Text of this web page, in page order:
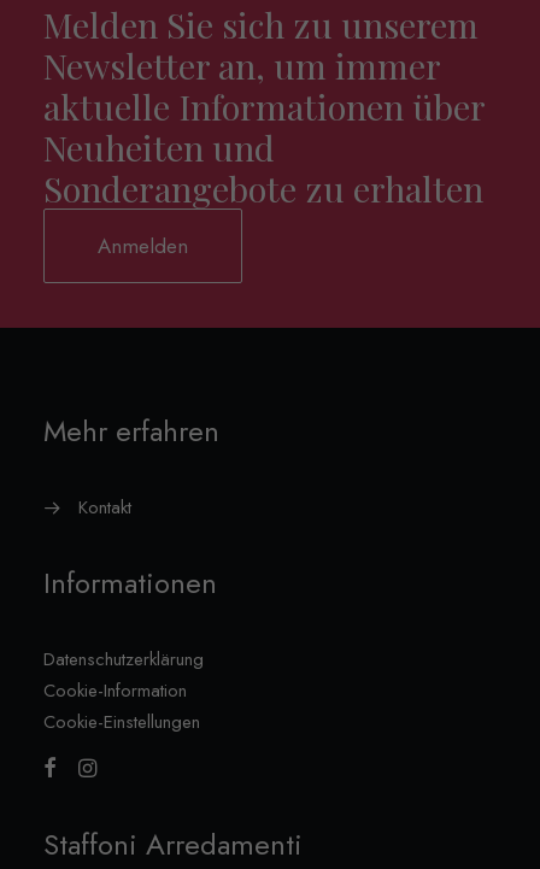
Melden Sie sich zu unserem
Newsletter an, um immer
aktuelle Informationen über
Neuheiten und
Sonderangebote zu erhalten
Anmelden
Mehr erfahren
Kontakt
Informationen
Datenschutzerklärung
Cookie-Information
Cookie-Einstellungen
Staffoni Arredamenti